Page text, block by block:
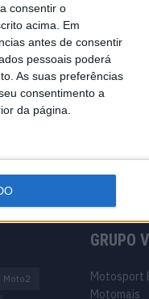
consentir o
acima. Em
antes de consentir
pessoais poderá
As suas preferências
consentimento a
da página.
Moto2
GRUPO V
Motosport
Motomais